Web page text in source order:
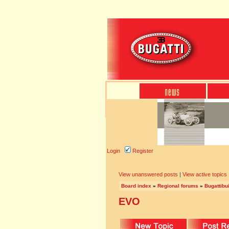
Login Register
View unanswered posts | View active topics
Board index » Regional forums »
EVO